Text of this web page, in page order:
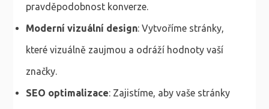
pravděpodobnost konverze.
Moderní vizuální design: Vytvoříme stránky,
které vizuálně zaujmou a odráží hodnoty vaší
značky.
SEO optimalizace: Zajistíme, aby vaše stránky